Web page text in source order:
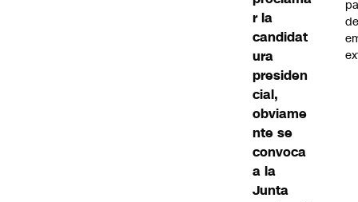
r la
candidat
ura
presiden
cial,
obviame
nte se
convoca
a la
Junta
de